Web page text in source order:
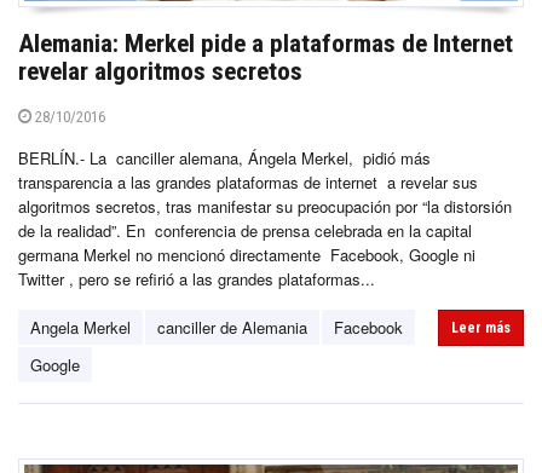
Alemania: Merkel pide a plataformas de Internet
revelar algoritmos secretos
28/10/2016
BERLÍN.- La canciller alemana, Ángela Merkel, pidió más
transparencia a las grandes plataformas de internet a revelar sus
algoritmos secretos, tras manifestar su preocupación por “la distorsión
de la realidad”. En conferencia de prensa celebrada en la capital
germana Merkel no mencionó directamente Facebook, Google ni
Twitter , pero se refirió a las grandes plataformas...
Angela Merkel canciller de Alemania
Facebook
Google
Leer más